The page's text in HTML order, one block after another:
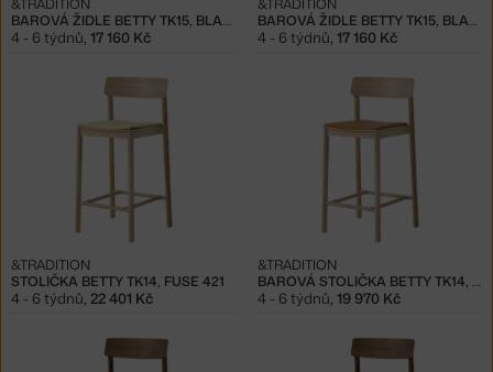
BAROVÁ ŽIDLE BETTY TK15, BLACK/NATURAL
&TRADITION
4 - 6 týdnů, 17 160 Kč
BAROVÁ ŽIDLE BETTY TK15, BLACK/BLACK
&TRADITION
4 - 6 týdnů, 17 160 Kč
STOLIČKA BETTY TK14, FUSE 421
&TRADITION
4 - 6 týdnů, 22 401 Kč
BAROVÁ STOLIČKA BETTY TK14, COGNAC LEATHER
&TRADITION
4 - 6 týdnů, 19 970 Kč